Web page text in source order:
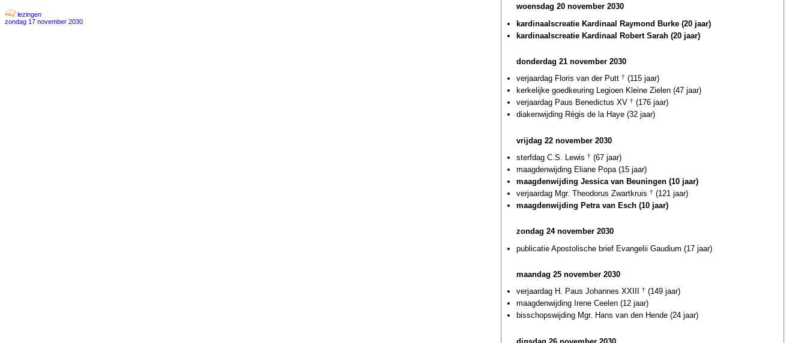
lezingen
zondag 17 november 2030
woensdag 20 november 2030
kardinaalscreatie Kardinaal Raymond Burke (20 jaar)
kardinaalscreatie Kardinaal Robert Sarah (20 jaar)
donderdag 21 november 2030
verjaardag Floris van der Putt † (115 jaar)
kerkelijke goedkeuring Legioen Kleine Zielen (47 jaar)
verjaardag Paus Benedictus XV † (176 jaar)
diakenwijding Régis de la Haye (32 jaar)
vrijdag 22 november 2030
sterfdag C.S. Lewis † (67 jaar)
maagdenwijding Eliane Popa (15 jaar)
maagdenwijding Jessica van Beuningen (10 jaar)
verjaardag Mgr. Theodorus Zwartkruis † (121 jaar)
maagdenwijding Petra van Esch (10 jaar)
zondag 24 november 2030
publicatie Apostolische brief Evangelii Gaudium (17 jaar)
maandag 25 november 2030
verjaardag H. Paus Johannes XXIII
† (149 jaar)
maagdenwijding Irene Ceelen (12 jaar)
bisschopswijding Mgr. Hans van den Hende (24 jaar)